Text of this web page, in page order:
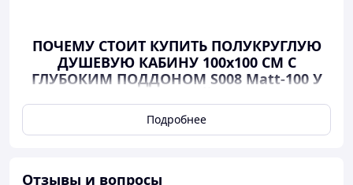
ПОЧЕМУ СТОИТ КУПИТЬ ПОЛУКРУГЛУЮ
ДУШЕВУЮ КАБИНУ 100х100 СМ С
ГЛУБОКИМ ПОДДОНОМ S008 Matt-100 У
Подробнее
Отзывы и вопросы